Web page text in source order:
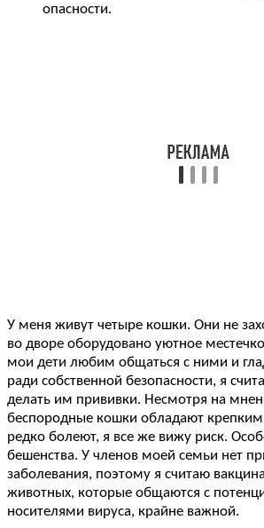
опасности.
У меня живут четыре кошки. Они не
во дворе оборудовано уютное
мои дети любим общаться с ними и
ради собственной безопасности, я
делать им прививки. Несмотря на
беспородные кошки обладают
редко болеют, я все же вижу риск.
бешенства. У членов моей семьи нет
заболевания, поэтому я считаю
животных, которые общаются с
носителями вируса, крайне важной.